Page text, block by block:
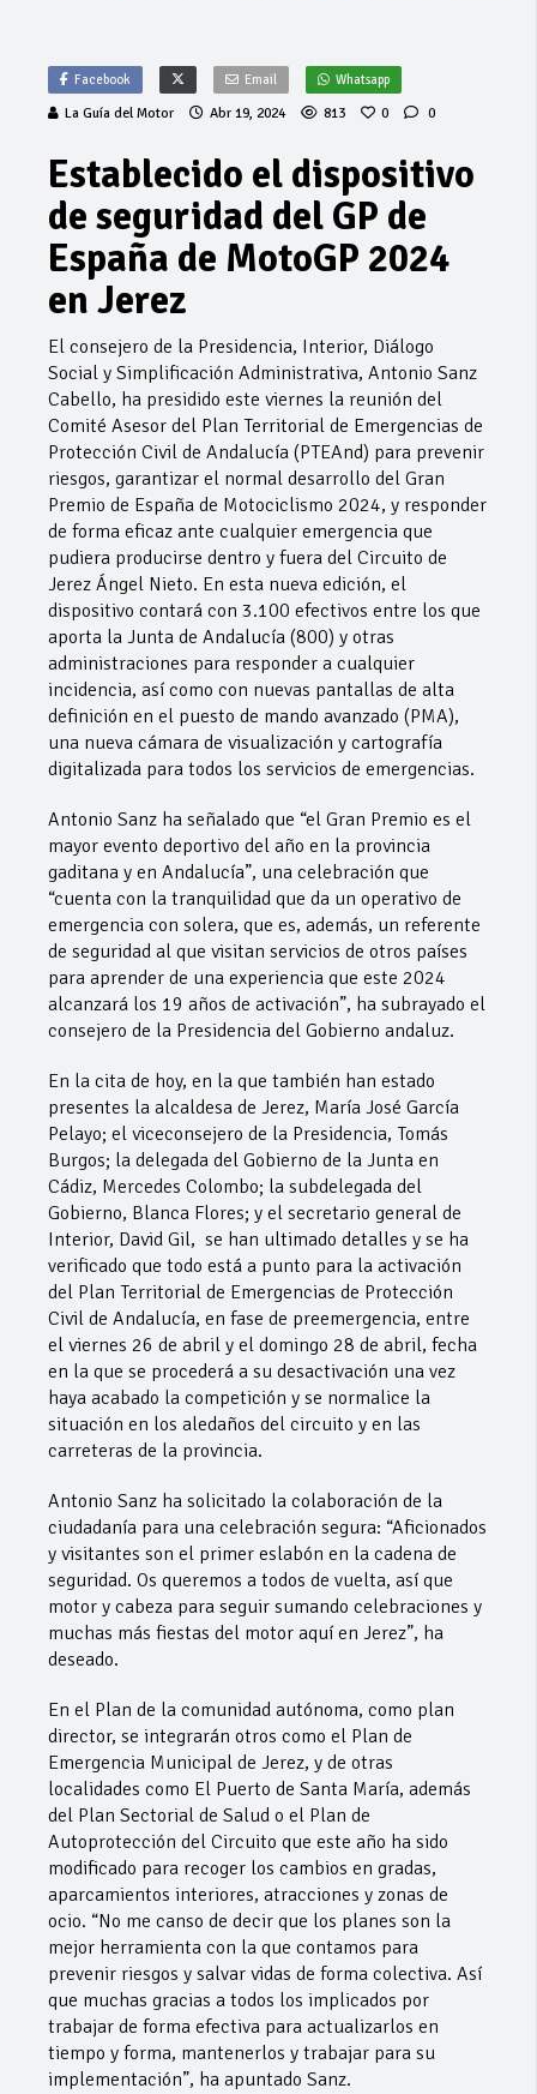
Facebook Email Whatsapp
La Guía del Motor Abr 19, 2024 813 0 0
Establecido el dispositivo
de seguridad del GP de
España de MotoGP 2024
en Jerez
El consejero de la Presidencia, Interior, Diálogo
Social y Simplificación Administrativa, Antonio Sanz
Cabello, ha presidido este viernes la reunión del
Comité Asesor del Plan Territorial de Emergencias de
Protección Civil de Andalucía (PTEAnd) para prevenir
riesgos, garantizar el normal desarrollo del Gran
Premio de España de Motociclismo 2024, y responder
de forma eficaz ante cualquier emergencia que
pudiera producirse dentro y fuera del Circuito de
Jerez Ángel Nieto. En esta nueva edición, el
dispositivo contará con 3.100 efectivos entre los que
aporta la Junta de Andalucía (800) y otras
administraciones para responder a cualquier
incidencia, así como con nuevas pantallas de alta
definición en el puesto de mando avanzado (PMA),
una nueva cámara de visualización y cartografía
digitalizada para todos los servicios de emergencias.
Antonio Sanz ha señalado que “el Gran Premio es el
mayor evento deportivo del año en la provincia
gaditana y en Andalucía”, una celebración que
“cuenta con la tranquilidad que da un operativo de
emergencia con solera, que es, además, un referente
de seguridad al que visitan servicios de otros países
para aprender de una experiencia que este 2024
alcanzará los 19 años de activación”, ha subrayado el
consejero de la Presidencia del Gobierno andaluz.
En la cita de hoy, en la que también han estado
presentes la alcaldesa de Jerez, María José García
Pelayo; el viceconsejero de la Presidencia, Tomás
Burgos; la delegada del Gobierno de la Junta en
Cádiz, Mercedes Colombo; la subdelegada del
Gobierno, Blanca Flores; y el secretario general de
Interior, David Gil, se han ultimado detalles y se ha
verificado que todo está a punto para la activación
del Plan Territorial de Emergencias de Protección
Civil de Andalucía, en fase de preemergencia, entre
el viernes 26 de abril y el domingo 28 de abril, fecha
en la que se procederá a su desactivación una vez
haya acabado la competición y se normalice la
situación en los aledaños del circuito y en las
carreteras de la provincia.
Antonio Sanz ha solicitado la colaboración de la
ciudadanía para una celebración segura: “Aficionados
y visitantes son el primer eslabón en la cadena de
seguridad. Os queremos a todos de vuelta, así que
motor y cabeza para seguir sumando celebraciones y
muchas más fiestas del motor aquí en Jerez”, ha
deseado.
En el Plan de la comunidad autónoma, como plan
director, se integrarán otros como el Plan de
Emergencia Municipal de Jerez, y de otras
localidades como El Puerto de Santa María, además
del Plan Sectorial de Salud o el Plan de
Autoprotección del Circuito que este año ha sido
modificado para recoger los cambios en gradas,
aparcamientos interiores, atracciones y zonas de
ocio. “No me canso de decir que los planes son la
mejor herramienta con la que contamos para
prevenir riesgos y salvar vidas de forma colectiva. Así
que muchas gracias a todos los implicados por
trabajar de forma efectiva para actualizarlos en
tiempo y forma, mantenerlos y trabajar para su
implementación”, ha apuntado Sanz.